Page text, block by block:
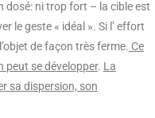
dosé: ni trop fort – la cible est
le geste « idéal ». Si l’ effort
de façon très ferme. Ce
peut se développer. La
sa dispersion, son